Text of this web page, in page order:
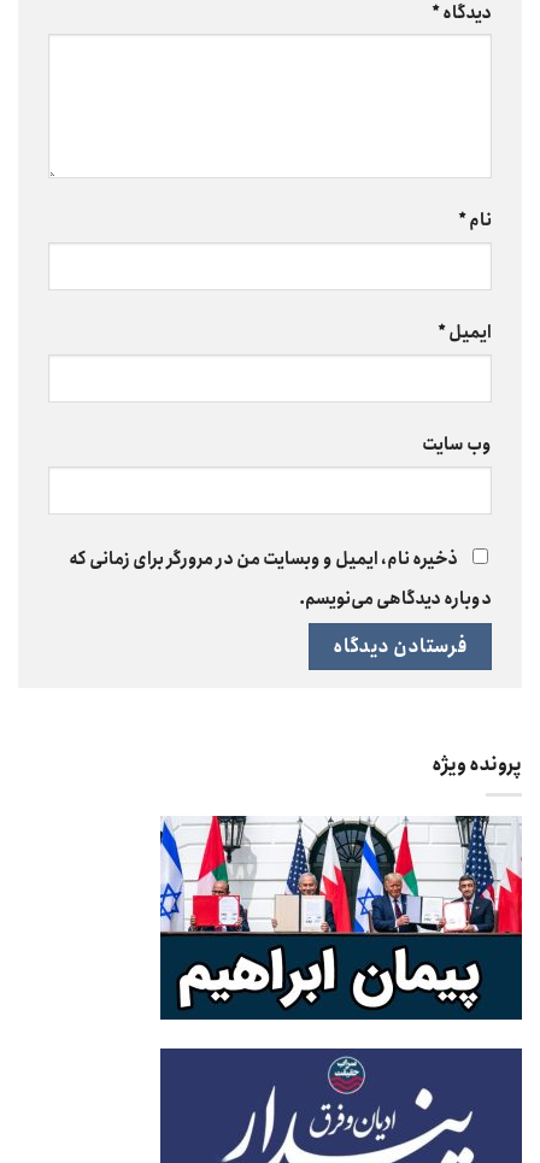
دیدگاه*
نام*
ایمیل*
وب‌ سایت
ذخیره نام، ایمیل و وبسایت من در مرورگر برای زمانی که
دوباره دیدگاهی می‌نویسم.
پرونده ویژه